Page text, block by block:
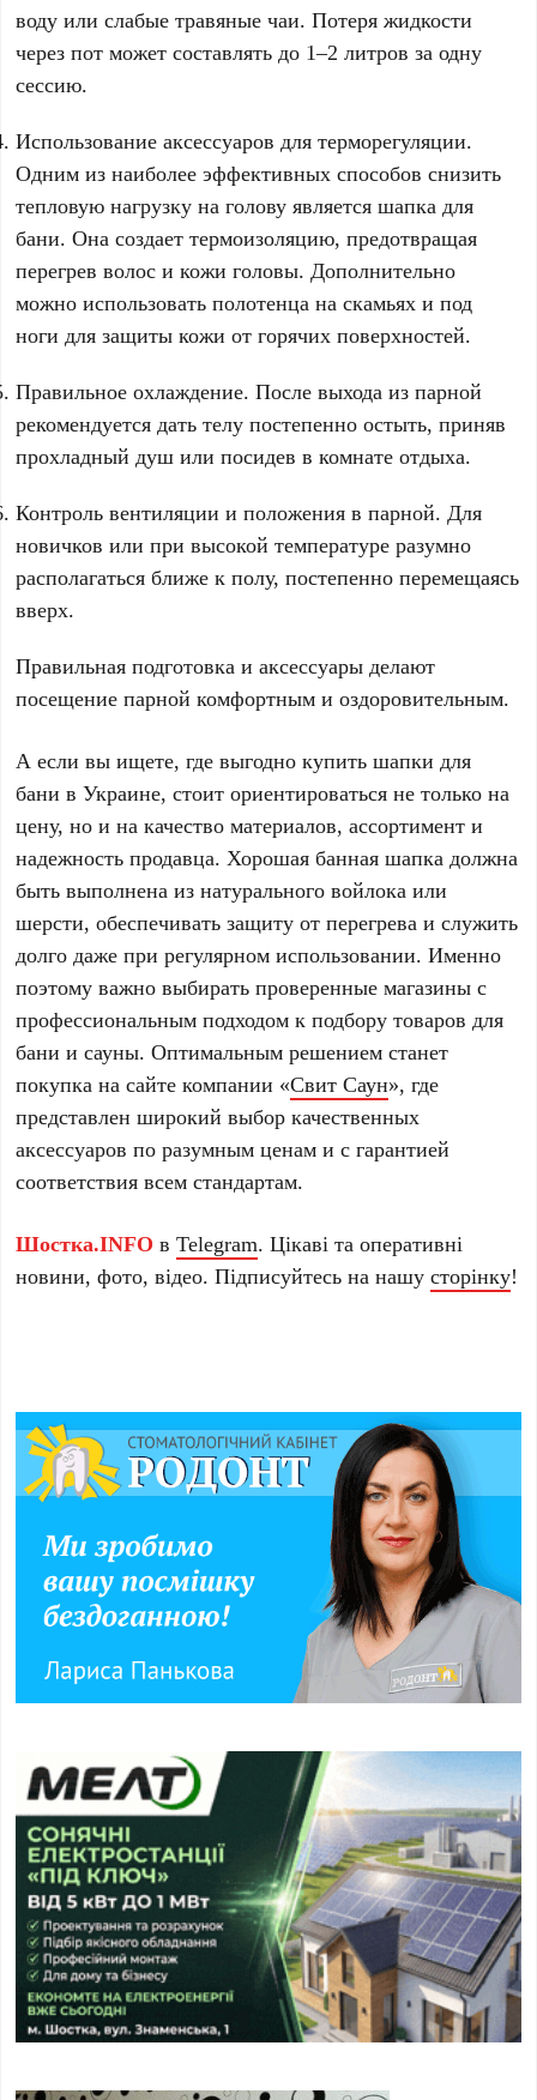
воду или слабые травяные чаи. Потеря жидкости
через пот может составлять до 1–2 литров за одну
сессию.
Использование аксессуаров для терморегуляции.
Одним из наиболее эффективных способов снизить
тепловую нагрузку на голову является шапка для
бани. Она создает термоизоляцию, предотвращая
перегрев волос и кожи головы. Дополнительно
можно использовать полотенца на скамьях и под
ноги для защиты кожи от горячих поверхностей.
Правильное охлаждение. После выхода из парной
рекомендуется дать телу постепенно остыть, приняв
прохладный душ или посидев в комнате отдыха.
Контроль вентиляции и положения в парной. Для
новичков или при высокой температуре разумно
располагаться ближе к полу, постепенно перемещаясь
вверх.
Правильная подготовка и аксессуары делают
посещение парной комфортным и оздоровительным.
А если вы ищете, где выгодно купить шапки для
бани в Украине, стоит ориентироваться не только на
цену, но и на качество материалов, ассортимент и
надежность продавца. Хорошая банная шапка должна
быть выполнена из натурального войлока или
шерсти, обеспечивать защиту от перегрева и служить
долго даже при регулярном использовании. Именно
поэтому важно выбирать проверенные магазины с
профессиональным подходом к подбору товаров для
бани и сауны. Оптимальным решением станет
покупка на сайте компании «Свит Саун», где
представлен широкий выбор качественных
аксессуаров по разумным ценам и с гарантией
соответствия всем стандартам.
Шостка.INFO вTelegram. Цікаві та оперативні
новини, фото, відео. Підписуйтесь на нашусторінку!